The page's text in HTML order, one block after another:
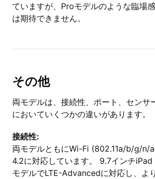
ていますが、Proモデルのような臨場
は期待できません。
その他
両モデルは、接続性、ポート、センサ
においていくつかの違いがあります。
接続性:
両モデルともにWi-Fi (802.11a/b/g/n/
4.2に対応しています。 9.7インチ
モデルでLTE-Advancedに対応し、よ